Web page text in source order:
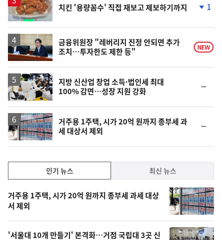
치킨 '용량꼼수' 직접 재보고 제보하기까지
하
락
1
금융위원장 "레버리지 진정 안되면 추가
조치…투자한도 제한 등"
NEW
지방 신산업 창업 소득·법인세 최대
100% 감면…성장 지원 강화
일
거주용 1주택, 시가 20억 원까지 종부세 과
세 대상서 제외
일
기,
최
신,
오
인기 뉴스 최신 뉴스
인
기
뉴
스
거주용 1주택, 시가 20억 원까지 종부세 과세 대상
서 제외
'서울대 10개 만들기' 본격화…거점 국립대 3곳 신